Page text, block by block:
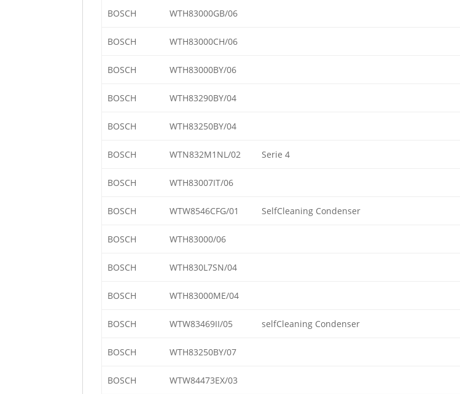
BOSCH WTH83000GB/06
BOSCH WTH83000CH/06
BOSCH WTH83000BY/06
BOSCH WTH83290BY/04
BOSCH WTH83250BY/04
BOSCH WTN832M1NL/02 Serie 4
BOSCH WTH83007IT/06
BOSCH WTW8546CFG/01 SelfCleaning Condenser
BOSCH WTH83000/06
BOSCH WTH830L7SN/04
BOSCH WTH83000ME/04
BOSCH WTW83469II/05 selfCleaning Condenser
BOSCH WTH83250BY/07
BOSCH WTW84473EX/03